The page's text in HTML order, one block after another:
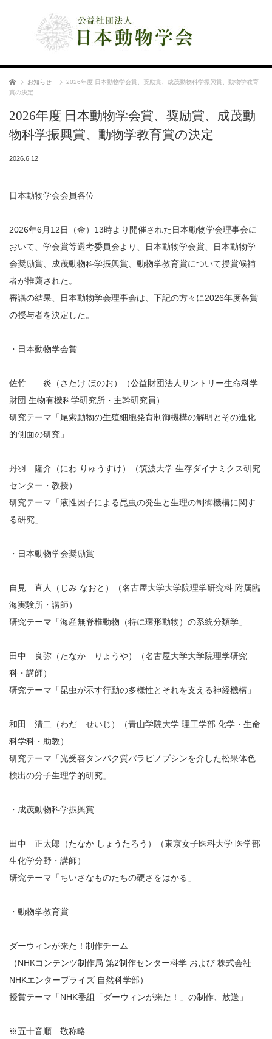
ホーム お知らせ
2026年度 日本動物学会賞、奨励賞、成茂動物科学振興賞、動物学教育
賞の決定
2026年度 日本動物学会賞、奨励賞、成茂動
物科学振興賞、動物学教育賞の決定
2026.6.12
日本動物学会会員各位
2026年6月12日（金）13時より開催された日本動物学会理事会に
おいて、学会賞等選考委員会より、日本動物学会賞、日本動物学
会奨励賞、成茂動物科学振興賞、動物学教育賞について授賞候補
者が推薦された。
審議の結果、日本動物学会理事会は、下記の方々に2026年度各賞
の授与者を決定した。
・日本動物学会賞
佐竹 炎（さたけ ほのお）（公益財団法人サントリー生命科学
財団 生物有機科学研究所・主幹研究員）
研究テーマ「尾索動物の生殖細胞発育制御機構の解明とその進化
的側面の研究」
丹羽 隆介（にわ りゅうすけ）（筑波大学 生存ダイナミクス研究
センター・教授）
研究テーマ「液性因子による昆虫の発生と生理の制御機構に関す
る研究」
・日本動物学会奨励賞
自見 直人（じみ なおと）（名古屋大学大学院理学研究科 附属臨
海実験所・講師）
研究テーマ「海産無脊椎動物（特に環形動物）の系統分類学」
田中 良弥（たなか りょうや）（名古屋大学大学院理学研究
科・講師）
研究テーマ「昆虫が示す行動の多様性とそれを支える神経機構」
和田 清二（わだ せいじ）（青山学院大学 理工学部 化学・生命
科学科・助教）
研究テーマ「光受容タンパク質パラピノプシンを介した松果体色
検出の分子生理学的研究」
・成茂動物科学振興賞
田中 正太郎（たなか しょうたろう）（東京女子医科大学 医学部
生化学分野・講師）
研究テーマ「ちいさなものたちの硬さをはかる」
・動物学教育賞
ダーウィンが来た！制作チーム
（NHKコンテンツ制作局 第2制作センター科学 および 株式会社
NHKエンタープライズ 自然科学部）
授賞テーマ「NHK番組「ダーウィンが来た！」の制作、放送」
※五十音順 敬称略